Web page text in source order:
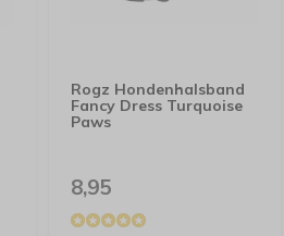
Rogz Hondenhalsband
Fancy Dress Turquoise
Paws
8,95